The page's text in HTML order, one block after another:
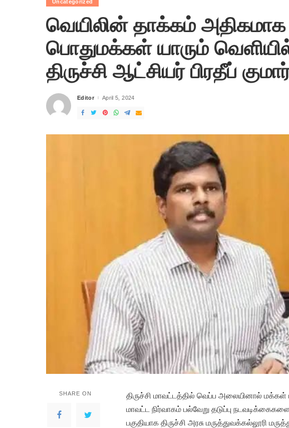
Uncategorized
வெயிலின் தாக்கம் அதிகமாக
பொதுமக்கள் யாரும்
திருச்சி ஆட்சியர் பிரதீப்
Posted
Editor April 5, 2024
SHARE ON
திருச்சி மாவட்டத்தில் வெப்ப அலையினால்
மாவட்ட நிர்வாகம் பல்வேறு தடுப்பு
பகுதியாக திருச்சி அரசு மருத்துவக்கல்லூரி